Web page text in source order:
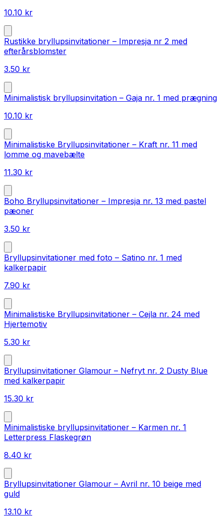
10.10 kr
Rustikke bryllupsinvitationer – Impresja nr 2 med
efterårsblomster
3.50 kr
Minimalistisk bryllupsinvitation – Gaja nr. 1 med prægning
10.10 kr
Minimalistiske Bryllupsinvitationer – Kraft nr. 11 med
lomme og mavebælte
11.30 kr
Boho Bryllupsinvitationer – Impresja nr. 13 med pastel
pæoner
3.50 kr
Bryllupsinvitationer med foto – Satino nr. 1 med
kalkerpapir
7.90 kr
Minimalistiske Bryllupsinvitationer – Cejla nr. 24 med
Hjertemotiv
5.30 kr
Bryllupsinvitationer Glamour – Nefryt nr. 2 Dusty Blue
med kalkerpapir
15.30 kr
Minimalistiske bryllupsinvitationer – Karmen nr. 1
Letterpress Flaskegrøn
8.40 kr
Bryllupsinvitationer Glamour – Avril nr. 10 beige med
guld
13.10 kr